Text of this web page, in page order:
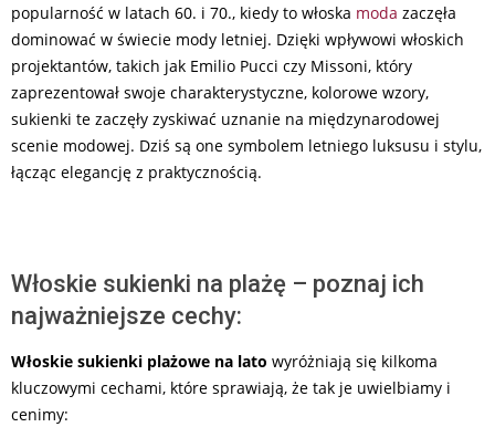
popularność w latach 60. i 70., kiedy to włoska moda zaczęła
dominować w świecie mody letniej. Dzięki wpływowi włoskich
projektantów, takich jak Emilio Pucci czy Missoni, który
zaprezentował swoje charakterystyczne, kolorowe wzory,
sukienki te zaczęły zyskiwać uznanie na międzynarodowej
scenie modowej. Dziś są one symbolem letniego luksusu i stylu,
łącząc elegancję z praktycznością.
Włoskie sukienki na plażę – poznaj ich
najważniejsze cechy:
Włoskie sukienki plażowe na lato wyróżniają się kilkoma
kluczowymi cechami, które sprawiają, że tak je uwielbiamy i
cenimy: